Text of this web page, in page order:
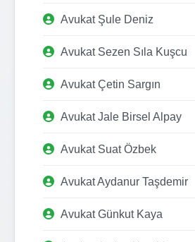
Avukat Şule Deniz
Avukat Sezen Sıla Kuşcu
Avukat Çetin Sargın
Avukat Jale Birsel Alpay
Avukat Suat Özbek
Avukat Aydanur Taşdemir
Avukat Günkut Kaya